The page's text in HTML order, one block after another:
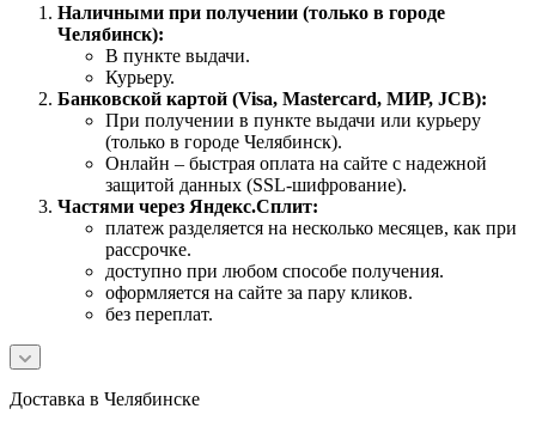
Наличными при получении (только в городе
Челябинск):
В пункте выдачи.
Курьеру.
Банковской картой (Visa, Mastercard, МИР, JCB):
При получении в пункте выдачи или курьеру
(только в городе Челябинск).
Онлайн – быстрая оплата на сайте с надежной
защитой данных (SSL-шифрование).
Частями через Яндекс.Сплит:
платеж разделяется на несколько месяцев, как при
рассрочке.
доступно при любом способе получения.
оформляется на сайте за пару кликов.
без переплат.
Доставка в Челябинске